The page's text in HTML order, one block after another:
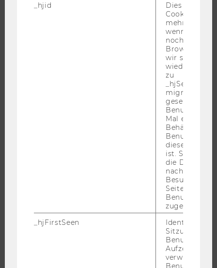
FORSCHUNG
EVENTS ARCHIV
_hjid
Dies ist ein
Cookie, das
mehr setzen,
wenn ein
noch in
Browser hat,
wir seinen
zu
migrieren.
gesetzt,
Benutzer
Mal eine
Behält die
Benutzer-ID
diese Seite
ist. Stellt
die Daten von
Besuchen
Seite
Benutzer-ID
zugeordnet
_hjFirstSeen
Identifiziert
Sitzung eines
Benutzers.
verwendet,